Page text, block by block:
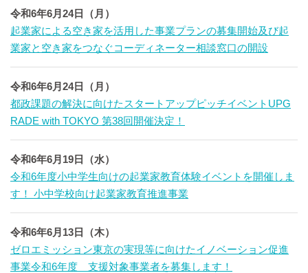
令和6年6月24日（月）
起業家による空き家を活用した事業プランの募集開始及び起
業家と空き家をつなぐコーディネーター相談窓口の開設
令和6年6月24日（月）
都政課題の解決に向けたスタートアップピッチイベントUPG
RADE with TOKYO 第38回開催決定！
令和6年6月19日（水）
令和6年度小中学生向けの起業家教育体験イベントを開催しま
す！ 小中学校向け起業家教育推進事業
令和6年6月13日（木）
ゼロエミッション東京の実現等に向けたイノベーション促進
事業令和6年度 支援対象事業者を募集します！